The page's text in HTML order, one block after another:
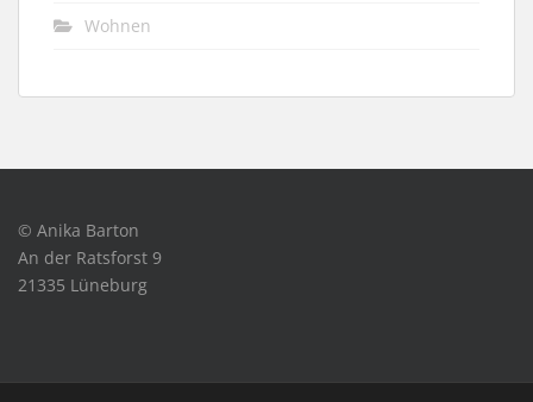
Wohnen
© Anika Barton
An der Ratsforst 9
21335 Lüneburg